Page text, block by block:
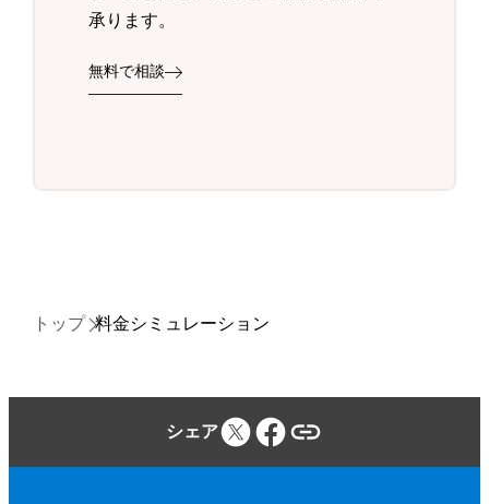
承ります。
無料で相談
トップ 料金シミュレーション
シェア